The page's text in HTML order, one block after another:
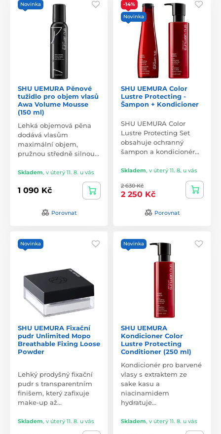
Novinka
SHU UEMURA Pěnové
tužidlo pro objem vlasů
Awa Volume Mousse
(150 ml)
Lehká objemová pěna
dodává vlasům
maximální objem,
pružnou středně silnou…
Skladem, v úterý 11. 8. u vás
1 090 Kč
Porovnat
-14%
Novinka
SHU UEMURA Color
Lustre Protecting -
Šampon + Kondicioner
SHU UEMURA Color
Lustre Protecting Set
obsahuje ochranný
šampon a kondicionér…
Skladem, v úterý 11. 8. u vás
2 630 Kč
2 250 Kč
Porovnat
Novinka
SHU UEMURA Fixační
pudr Unlimited Mopo
Breathable Fixing Loose
Powder
Lehký prodyšný fixační
pudr s transparentním
finišem, který zafixuje
make-up až…
Skladem, v úterý 11. 8. u vás
Novinka
SHU UEMURA
Kondicioner Color
Lustre Protecting
Conditioner (250 ml)
Kondicionér pro barvené
vlasy s extraktem ze
sake kasu a
niacinamidem
hydratuje…
Skladem, v úterý 11. 8. u vás